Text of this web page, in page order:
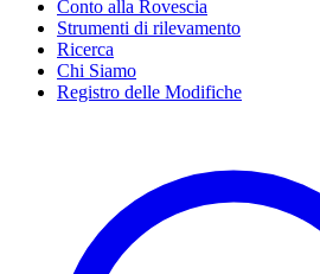
Conto alla Rovescia
Strumenti di rilevamento
Ricerca
Chi Siamo
Registro delle Modifiche